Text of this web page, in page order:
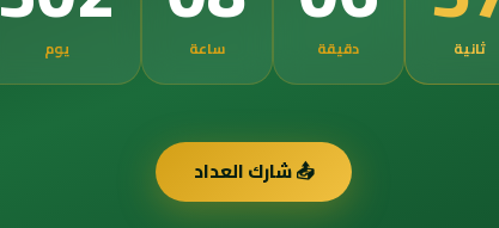
يوم ساعة دقيقة ثانية
📤 شارك العداد